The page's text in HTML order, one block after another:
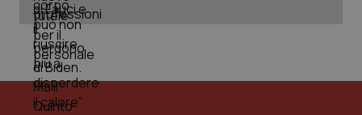
tracking-enable
session-id